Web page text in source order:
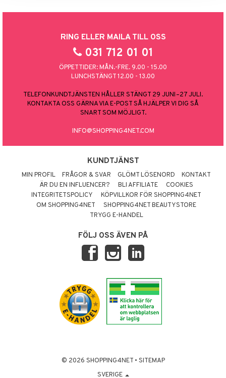
RING ELLER MAILA TILL OSS
031 712 01 01
ÖPPETTIDER: MÅN.-FRE. 9.00 - 15.00
LUNCHSTÄNGT 12.00 - 13.00
TELEFONKUNDTJÄNSTEN HÅLLER STÄNGT 29 JUNI–27 JULI.
KONTAKTA OSS GÄRNA VIA E-POST SÅ HJÄLPER VI DIG SÅ
SNART SOM MÖJLIGT.
INFO@SHOPPING4NET.COM
KUNDTJÄNST
MIN PROFIL FRÅGOR & SVAR GLÖMT LÖSENORD
KONTAKT
ÄR DU EN INFLUENCER?
BLI AFFILIATE
COOKIES
INTEGRITETSPOLICY
KÖPVILLKOR FÖR SHOPPING4NET
OM SHOPPING4NET
SHOPPING4NET BEAUTYSTORE
TRYGG E-HANDEL
FÖLJ OSS ÄVEN PÅ
© 2026 SHOPPING4NET • SITEMAP
SVERIGE